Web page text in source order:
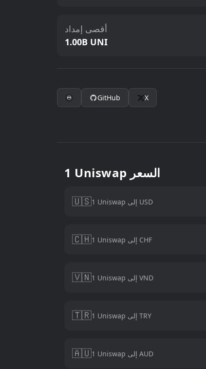
أقصى إمداد
1.00B UNI
GitHub X
1 Uniswap السعر
🇺🇸 1 Uniswap إلى USD
🇨🇭 1 Uniswap إلى CHF
🇻🇳 1 Uniswap إلى VND
🇹🇷 1 Uniswap إلى TRY
🇦🇺 1 Uniswap إلى AUD